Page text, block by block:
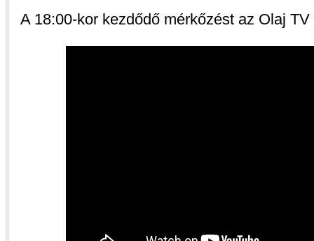
A 18:00-kor kezdődő mérkőzést az Olaj